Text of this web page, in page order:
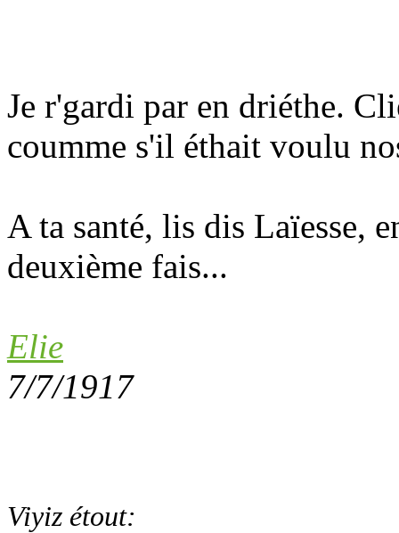
Je r'gardi par en driéthe.
coumme s'il éthait voulu
A ta santé, lis dis Laïesse,
deuxième fais...
Elie
7/7/1917
Viyiz étout: